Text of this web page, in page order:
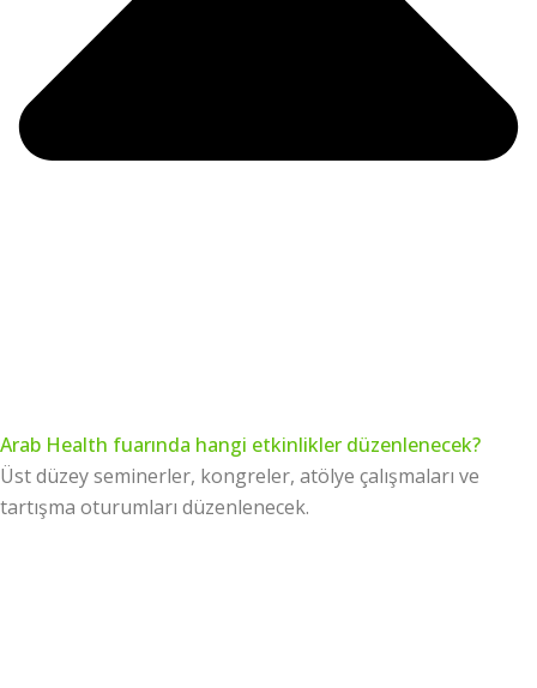
Arab Health fuarında hangi etkinlikler düzenlenecek?
Üst düzey seminerler, kongreler, atölye çalışmaları ve
tartışma oturumları düzenlenecek.